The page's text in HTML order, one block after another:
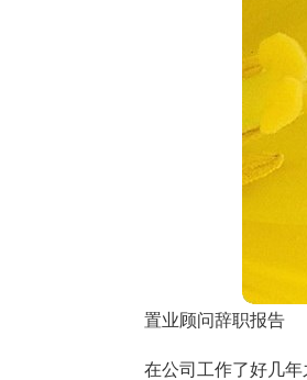
置业顾问辞职报告
在公司工作了好几